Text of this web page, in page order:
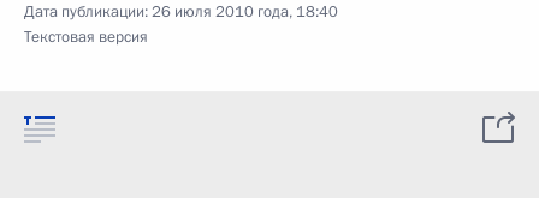
Дата публикации:26 июля 2010 года, 18:40
Текстовая версия